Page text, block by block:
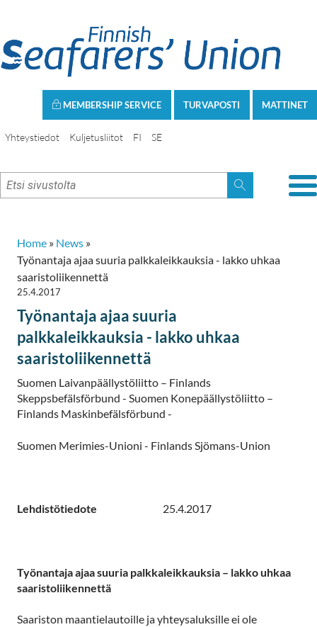
MATTINET
TURVAPOSTI
MEMBERSHIP SERVICE
Yhteystiedot Kuljetusliitot FI SE
Home » News »
Työnantaja ajaa suuria palkkaleikkauksia - lakko uhkaa
saaristoliikennettä
25.4.2017
Työnantaja ajaa suuria
palkkaleikkauksia - lakko uhkaa
saaristoliikennettä
Suomen Laivanpäällystöliitto – Finlands
Skeppsbefälsförbund - Suomen Konepäällystöliitto –
Finlands Maskinbefälsförbund -
Suomen Merimies-Unioni - Finlands Sjömans-Union
Lehdistötiedote 25.4.2017
Työnantaja ajaa suuria palkkaleikkauksia – lakko uhkaa
saaristoliikennettä
Saariston maantielautoille ja yhteysaluksille ei ole